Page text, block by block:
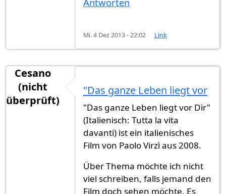
Mi. 4 Dez 2013 - 22:02 Link
Cesano
(nicht
überprüft)
"Das ganze Leben liegt vor
"Das ganze Leben liegt vor Dir"
(Italienisch: Tutta la vita
davanti) ist ein italienisches
Film von Paolo Virzì aus 2008.
Über Thema möchte ich nicht
viel schreiben, falls jemand den
Film doch sehen möchte. Es